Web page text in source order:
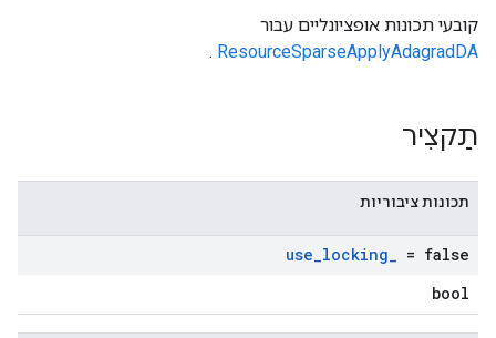
קובעי תכונות אופציונליים עבור
ResourceSparseApplyAdagradDA
.
תַקצִיר
תכונות ציבוריות
use_locking_ = false
bool